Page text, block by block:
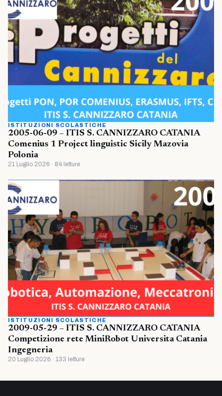
ISTITUZIONI SCOLASTICHE
2005-06-09 – ITIS S. CANNIZZARO CATANIA
Comenius 1 Project linguistic Sicily Mazovia
Polonia
21 Luglio 2026 · 84 letture
ISTITUZIONI SCOLASTICHE
2009-05-29 – ITIS S. CANNIZZARO CATANIA
Competizione rete MiniRobot Universita Catania
Ingegneria
20 Luglio 2026 · 133 letture